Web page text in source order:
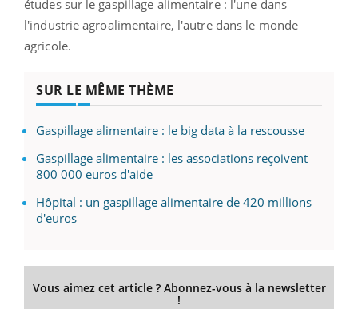
études sur le gaspillage alimentaire : l'une dans
l'industrie agroalimentaire, l'autre dans le monde
agricole.
SUR LE MÊME THÈME
Gaspillage alimentaire : le big data à la rescousse
Gaspillage alimentaire : les associations reçoivent
800 000 euros d'aide
Hôpital : un gaspillage alimentaire de 420 millions
d'euros
Vous aimez cet article ? Abonnez-vous à la newsletter
!